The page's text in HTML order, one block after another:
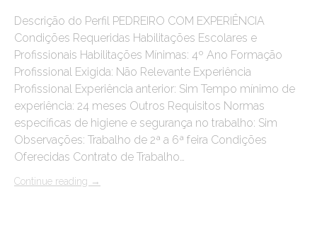
Descrição do Perfil PEDREIRO COM EXPERIÊNCIA
Condições Requeridas Habilitações Escolares e
Profissionais Habilitações Mínimas: 4º Ano Formação
Profissional Exigida: Não Relevante Experiência
Profissional Experiência anterior: Sim Tempo mínimo de
experiência: 24 meses Outros Requisitos Normas
específicas de higiene e segurança no trabalho: Sim
Observações: Trabalho de 2ª a 6ª feira Condições
Oferecidas Contrato de Trabalho…
Continue reading →